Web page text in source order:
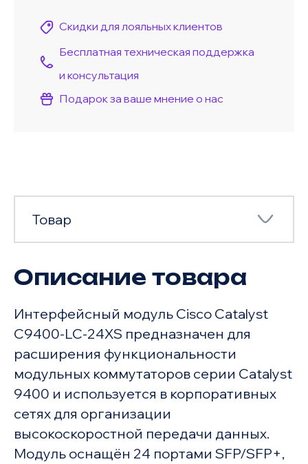
Скидки для лояльных клиентов
Бесплатная техническая поддержка
и консультация
Подарок за ваше мнение о нас
Товар
Товар
Характеристики
Описание товара
Интерфейсный модуль Cisco Catalyst
C9400-LC-24XS предназначен для
расширения функциональности
модульных коммутаторов серии Catalyst
9400 и используется в корпоративных
сетях для организации
высокоскоростной передачи данных.
Модуль оснащён 24 портами SFP/SFP+,